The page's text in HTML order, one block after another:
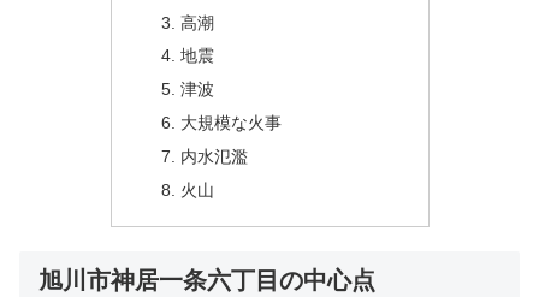
高潮
地震
津波
大規模な火事
内水氾濫
火山
旭川市神居一条六丁目の中心点